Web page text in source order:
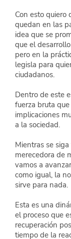
Con esto quiero
quedan en las
idea que se
que el
pero en la
legisla para
ciudadanos.
Dentro de este
fuerza bruta
implicaciones
a la sociedad.
Mientras se
merecedora de
vamos a
como igual, la
sirve para nada.
Esta es una
el proceso que
recuperación
tiempo de la